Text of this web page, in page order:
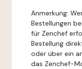
Anmerkung:
Bestellungen
für Zenchef
Bestellung
oder über ein
das Zenchef-